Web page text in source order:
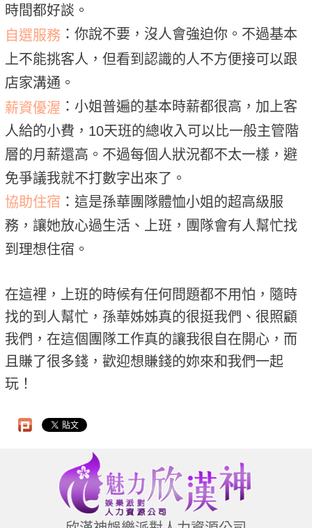
時間都好談。
自選服務 ：你說不要，沒人會強迫你。不過基本
上不能挑客人，但看到認識的人不方便接可以跟
店家溝通。
薪資優渥 ：小姐普遍的基本時薪都很高，加上客
人給的小費，10天班的總收入可以比一般主管階
層的月薪還高。不過每個人狀況都不太一樣，避
免爭議我就不打數字出來了。
協助住宿 ：這是孫華團隊體恤小姐的超高級服
務，讓她放心過生活、上班，團隊會有人幫忙找
到理想住宿。
在這裡，上班的時候有任何問題都不用怕，隨時
找的到人幫忙，孫華姊姊真的很挺我們、很照顧
我們，在這個團隊工作真的讓我很自在開心，而
且賺了很多錢，歡迎想賺錢的妳來和我們一起
玩！